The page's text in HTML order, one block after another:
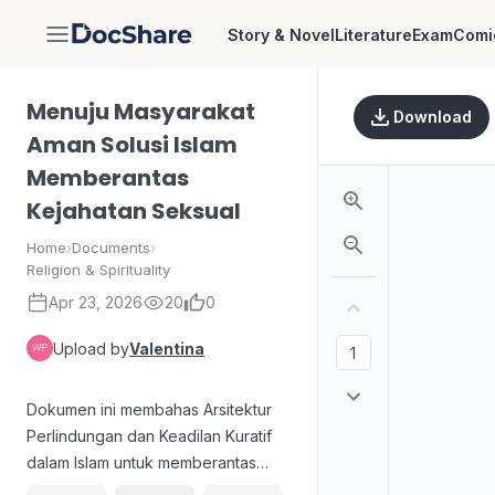
DocShare Story & NovelLiteratureExam
Menuju Masyarakat
Aman Solusi Islam
Memberantas
Kejahatan Seksual
Home›Documents›
Religion & Spirituality
Apr 23, 2026 20 0
Upload byValentina
Dokumen ini membahas Arsitektur
Perlindungan dan Keadilan Kuratif
dalam Islam untuk memberantas
Download